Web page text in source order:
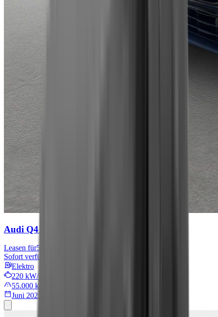
Audi Q4 e-tron
Leasen für567 € mtl.
Sofort verfügbar
Elektro
220 kW/299 PS
55.000 km
Juni 2022